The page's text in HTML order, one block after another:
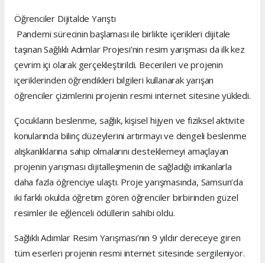
Öğrenciler Dijitalde Yarıştı
Pandemi sürecinin başlaması ile birlikte içerikleri dijitale
taşınan Sağlıklı Adımlar Projesi’nin resim yarışması da ilk kez
çevrim içi olarak gerçekleştirildi. Becerileri ve projenin
içeriklerinden öğrendikleri bilgileri kullanarak yarışan
öğrenciler çizimlerini projenin resmi internet sitesine yükledi.
Çocukların beslenme, sağlık, kişisel hijyen ve fiziksel aktivite
konularında bilinç düzeylerini artırmayı ve dengeli beslenme
alışkanlıklarına sahip olmalarını desteklemeyi amaçlayan
projenin yarışması dijitalleşmenin de sağladığı imkanlarla
daha fazla öğrenciye ulaştı. Proje yarışmasında, Samsun’da
iki farklı okulda öğretim gören öğrenciler birbirinden güzel
resimler ile eğlenceli ödüllerin sahibi oldu.
Sağlıklı Adımlar Resim Yarışması’nın 9 yıldır dereceye giren
tüm eserleri projenin resmi internet sitesinde sergileniyor.